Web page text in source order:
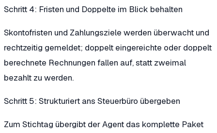
Schritt 4: Fristen und Doppelte im Blick behalten
Skontofristen und Zahlungsziele werden überwacht und
rechtzeitig gemeldet; doppelt eingereichte oder doppelt
berechnete Rechnungen fallen auf, statt zweimal
bezahlt zu werden.
Schritt 5: Strukturiert ans Steuerbüro übergeben
Zum Stichtag übergibt der Agent das komplette Paket